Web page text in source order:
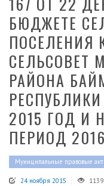
БЮДЖЕТЕ
ПОСЕЛЕНИЯ
СЕЛЬСОВЕТ
РАЙОНА
2015 ГОД И
ПЕРИОД
Муниципальные правовые
24 ноября 2015 1139